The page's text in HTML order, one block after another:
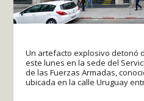
Un artefacto explosivo detonó
este lunes en la sede del
de las Fuerzas Armadas,
ubicada en la calle Uruguay